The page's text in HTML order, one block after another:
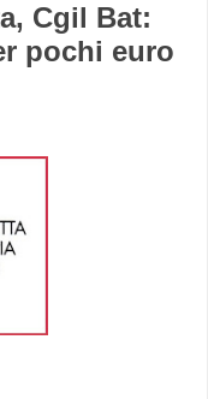
Cgil Bat:
pochi euro